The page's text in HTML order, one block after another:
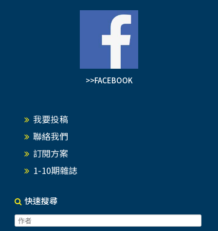
>>FACEBOOK
我要投稿
聯絡我們
訂閱方案
1-10期雜誌
快速搜尋